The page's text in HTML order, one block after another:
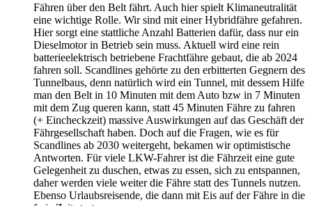
Fähren über den Belt fährt. Auch hier spielt Klimaneutralität
eine wichtige Rolle. Wir sind mit einer Hybridfähre gefahren.
Hier sorgt eine stattliche Anzahl Batterien dafür, dass nur ein
Dieselmotor in Betrieb sein muss. Aktuell wird eine rein
batterieelektrisch betriebene Frachtfähre gebaut, die ab 2024
fahren soll. Scandlines gehörte zu den erbitterten Gegnern des
Tunnelbaus, denn natürlich wird ein Tunnel, mit dessem Hilfe
man den Belt in 10 Minuten mit dem Auto bzw in 7 Minuten
mit dem Zug queren kann, statt 45 Minuten Fähre zu fahren
(+ Eincheckzeit) massive Auswirkungen auf das Geschäft der
Fährgesellschaft haben. Doch auf die Fragen, wie es für
Scandlines ab 2030 weitergeht, bekamen wir optimistische
Antworten. Für viele LKW-Fahrer ist die Fährzeit eine gute
Gelegenheit zu duschen, etwas zu essen, sich zu entspannen,
daher werden viele weiter die Fähre statt des Tunnels nutzen.
Ebenso Urlaubsreisende, die dann mit Eis auf der Fähre in die